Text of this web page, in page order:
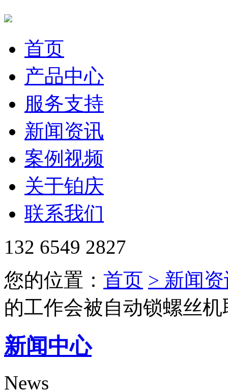
首页
产品中心
服务支持
新闻资讯
案例视频
关于铂庆
联系我们
132 6549 2827
您的位置： 首页 > 新闻
的工作会被自动锁螺丝机
新闻中心
News